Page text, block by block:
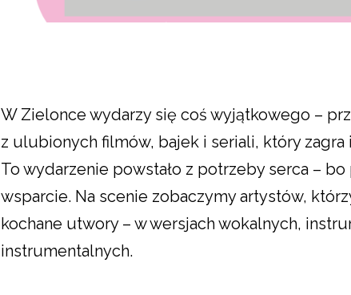
W Zielonce wydarzy się coś wyjątkowego –
z ulubionych filmów, bajek i seriali, który zagra
To wydarzenie powstało z potrzeby serca –
wsparcie. Na scenie zobaczymy artystów,
kochane utwory – w wersjach wokalnych,
instrumentalnych.